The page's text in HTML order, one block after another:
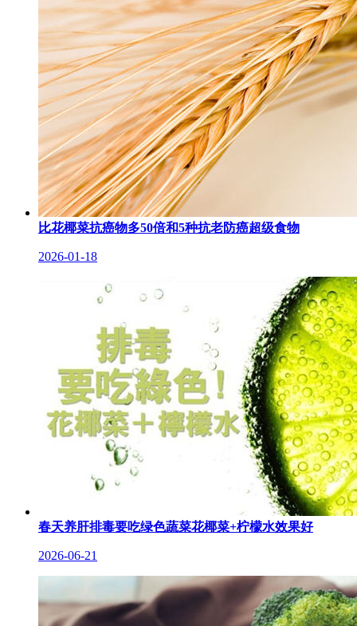
比花椰菜抗癌物多50倍和5种抗老防癌超级食物
2026-01-18
春天养肝排毒要吃绿色蔬菜花椰菜+柠檬水效果好
2026-06-21